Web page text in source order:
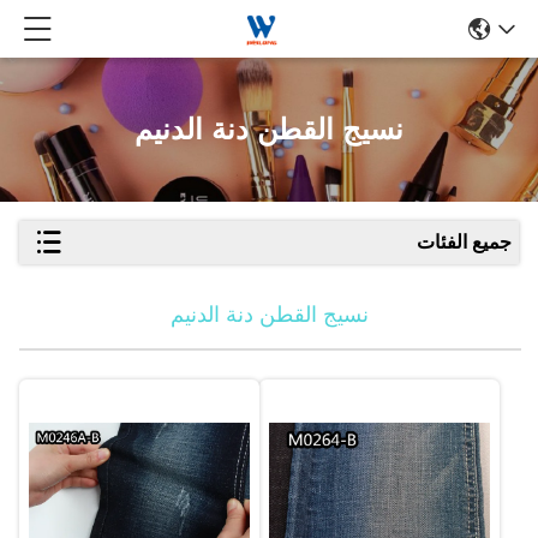
نسيج القطن دنة الدنيم
جميع الفئات
نسيج القطن دنة الدنيم